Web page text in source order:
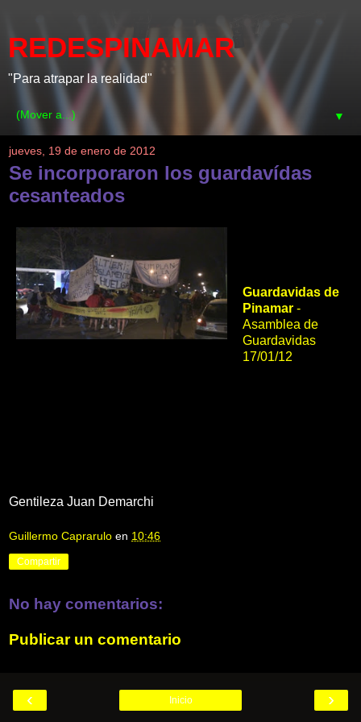
REDESPINAMAR
"Para atrapar la realidad"
▼
jueves, 19 de enero de 2012
Se incorporaron los guardavídas
cesanteados
Guardavidas de
Pinamar -
Asamblea de
Guardavidas
17/01/12
Gentileza Juan Demarchi
Guillermo Caprarulo en 10:46
Compartir
No hay comentarios:
Publicar un comentario
‹ ›
Inicio